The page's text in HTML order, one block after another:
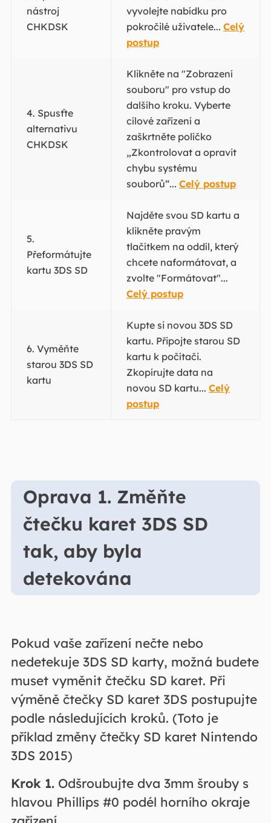
nástroj
CHKDSK
vyvolejte nabídku pro
pokročilé uživatele... Celý
postup
4. Spusťte
alternativu
CHKDSK
Klikněte na "Zobrazení
souboru" pro vstup do
dalšího kroku. Vyberte
cílové zařízení a
zaškrtněte políčko
„Zkontrolovat a opravit
chybu systému
souborů“... Celý postup
5.
Přeformátujte
kartu 3DS SD
Najděte svou SD kartu a
klikněte pravým
tlačítkem na oddíl, který
chcete naformátovat, a
zvolte "Formátovat"...
Celý postup
6. Vyměňte
starou 3DS SD
kartu
Kupte si novou 3DS SD
kartu. Připojte starou SD
kartu k počítači.
Zkopírujte data na
novou SD kartu... Celý
postup
Oprava 1. Změňte
čtečku karet 3DS SD
tak, aby byla
detekována
Pokud vaše zařízení nečte nebo
nedetekuje 3DS SD karty, možná budete
muset vyměnit čtečku SD karet. Při
výměně čtečky SD karet 3DS postupujte
podle následujících kroků. (Toto je
příklad změny čtečky SD karet Nintendo
3DS 2015)
Krok 1.Odšroubujte dva 3mm šrouby s
hlavou Phillips #0 podél horního okraje